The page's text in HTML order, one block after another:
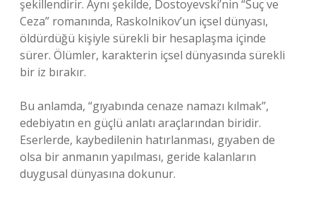
şekillendirir. Aynı şekilde, Dostoyevski’nin “Suç ve
Ceza” romanında, Raskolnikov’un içsel dünyası,
öldürdüğü kişiyle sürekli bir hesaplaşma içinde
sürer. Ölümler, karakterin içsel dünyasında sürekli
bir iz bırakır.
Bu anlamda, “gıyabında cenaze namazı kılmak”,
edebiyatın en güçlü anlatı araçlarından biridir.
Eserlerde, kaybedilenin hatırlanması, gıyaben de
olsa bir anmanın yapılması, geride kalanların
duygusal dünyasına dokunur.